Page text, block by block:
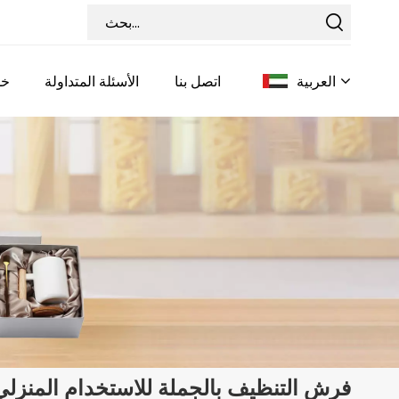
الأسئلة المتداولة اتصل بنا العربية
English
Français
Español
فرش التنظيف بالجملة للاستخدام